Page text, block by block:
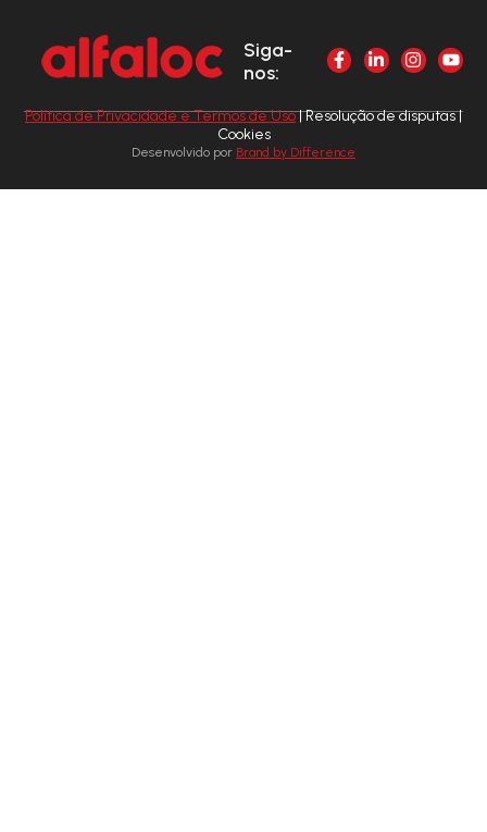
Siga-
nos:
Política de Privacidade e Termos de Uso| Resolução de disputas |
Cookies
Desenvolvido por Brand by Difference